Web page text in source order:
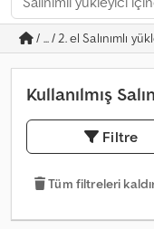
/ ... / 2. el Salınımlı
Kullanılmış
Filtre
Tüm filtreleri